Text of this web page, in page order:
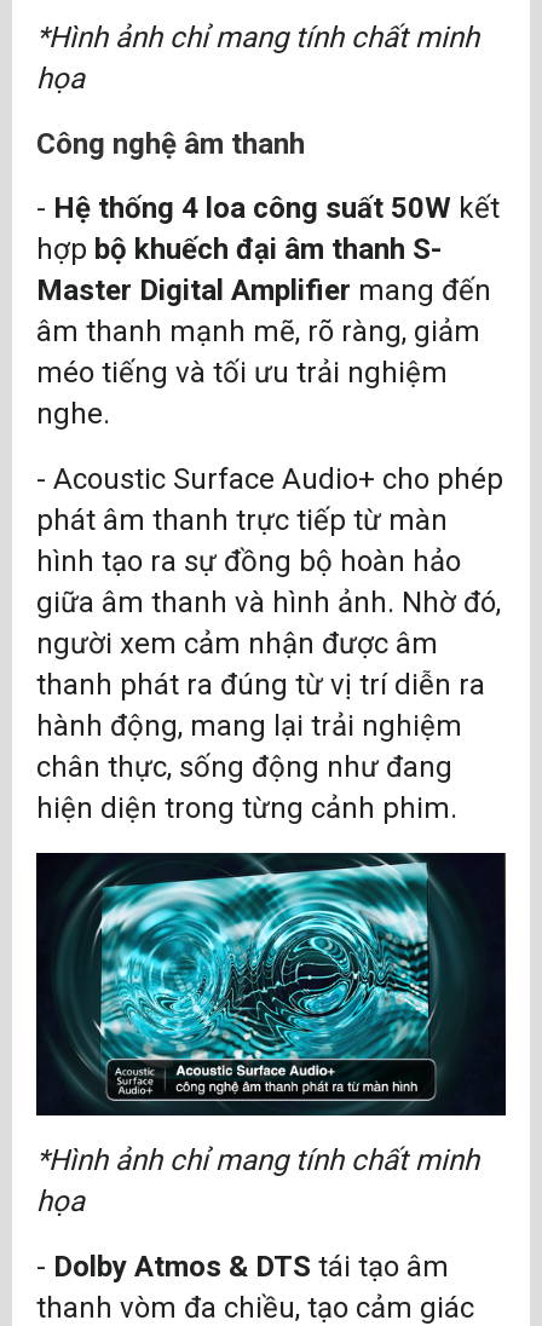
*Hình ảnh chỉ mang tính chất minh
họa
Công nghệ âm thanh
- Hệ thống 4 loa công suất 50W kết
hợp bộ khuếch đại âm thanh S-
Master Digital Amplifier mang đến
âm thanh mạnh mẽ, rõ ràng, giảm
méo tiếng và tối ưu trải nghiệm
nghe.
- Acoustic Surface Audio+ cho phép
phát âm thanh trực tiếp từ màn
hình tạo ra sự đồng bộ hoàn hảo
giữa âm thanh và hình ảnh. Nhờ đó,
người xem cảm nhận được âm
thanh phát ra đúng từ vị trí diễn ra
hành động, mang lại trải nghiệm
chân thực, sống động như đang
hiện diện trong từng cảnh phim.
*Hình ảnh chỉ mang tính chất minh
họa
- Dolby Atmos & DTS tái tạo âm
thanh vòm đa chiều, tạo cảm giác